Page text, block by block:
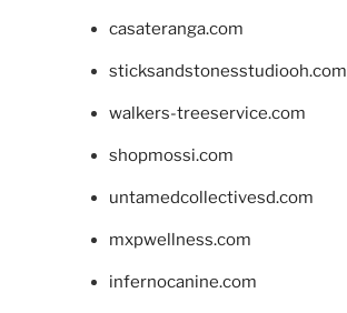
casateranga.com
sticksandstonesstudiooh.com
walkers-treeservice.com
shopmossi.com
untamedcollectivesd.com
mxpwellness.com
infernocanine.com